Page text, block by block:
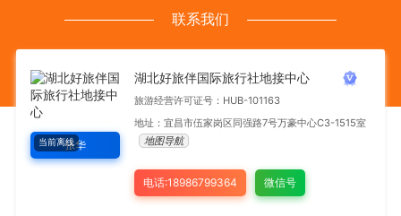
联系我们
当前离线张华
湖北好旅伴国际旅行社地接中心
旅游经营许可证号：HUB-101163
地址：宜昌市伍家岗区同强路7号万豪中心C3-1515室
地图导航
电话:18986799364 微信号